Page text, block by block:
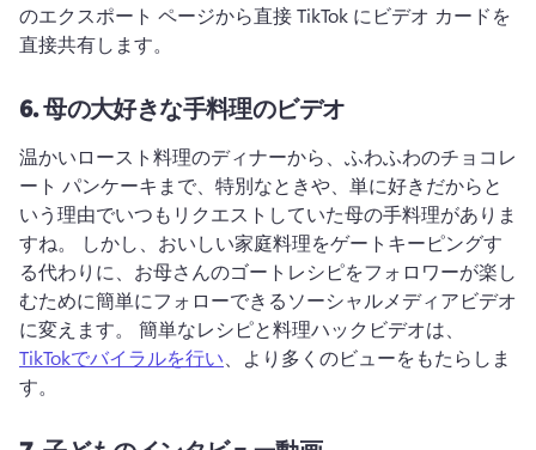
のエクスポート ページから直接 TikTok にビデオ カードを
直接共有します。
6.母の大好きな手料理のビデオ
温かいロースト料理のディナーから、ふわふわのチョコレ
ート パンケーキまで、特別なときや、単に好きだからと
いう理由でいつもリクエストしていた母の手料理がありま
すね。
しかし、おいしい家庭料理をゲートキーピングす
る代わりに、お母さんのゴートレシピをフォロワーが楽し
むために簡単にフォローできるソーシャルメディアビデオ
に変えます。 簡単なレシピと料理ハックビデオは、
TikTokでバイラルを行い 、より多くのビューをもたらしま
す。